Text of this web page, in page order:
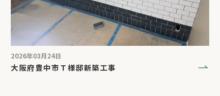
2026年03月24日
大阪府豊中市Ｔ様邸新築工事